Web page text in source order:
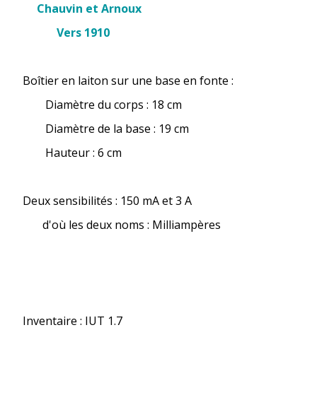
Chauvin et Arnoux
Vers 1910
Boîtier en laiton sur une base en fonte :
Diamètre du corps : 18 cm
Diamètre de la base : 19 cm
Hauteur : 6 cm
Deux sensibilités : 150 mA et 3 A
d'où les deux noms : Milliampères
Inventaire : IUT 1.7